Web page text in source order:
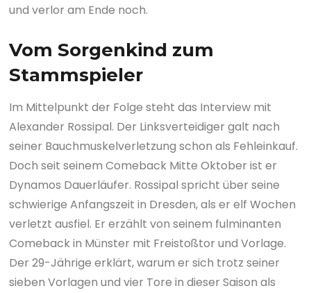
und verlor am Ende noch.
Vom Sorgenkind zum
Stammspieler
Im Mittelpunkt der Folge steht das Interview mit
Alexander Rossipal. Der Linksverteidiger galt nach
seiner Bauchmuskelverletzung schon als Fehleinkauf.
Doch seit seinem Comeback Mitte Oktober ist er
Dynamos Dauerläufer. Rossipal spricht über seine
schwierige Anfangszeit in Dresden, als er elf Wochen
verletzt ausfiel. Er erzählt von seinem fulminanten
Comeback in Münster mit Freistoßtor und Vorlage.
Der 29-Jährige erklärt, warum er sich trotz seiner
sieben Vorlagen und vier Tore in dieser Saison als